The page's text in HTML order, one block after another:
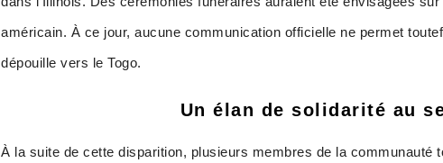
américain. À ce jour, aucune communication officielle ne permet
dépouille vers le Togo.
Un élan de solidarité au
À la suite de cette disparition, plusieurs membres de la communauté